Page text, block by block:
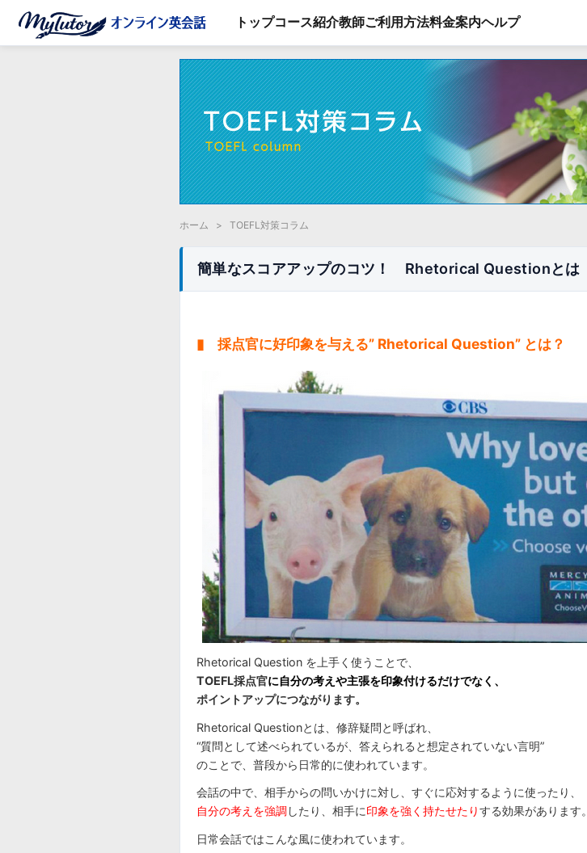
トップコース紹介教師ご利用方法料金案内ヘルプ
ホーム > TOEFL対策コラム
簡単なスコアアップのコツ！ Rhetorical Questionとは
▮ 採点官に好印象を与える” Rhetorical Question” とは？
Rhetorical Question を上手く使うことで、
TOEFL採点官に自分の考えや主張を印象付けるだけでなく、
ポイントアップにつながります。
Rhetorical Questionとは、修辞疑問と呼ばれ、
“質問として述べられているが、答えられると想定されていない言明”
のことで、普段から日常的に使われています。
会話の中で、相手からの問いかけに対し、すぐに応対するように使ったり、
自分の考えを強調したり、相手に印象を強く持たせたりする効果があります。
日常会話ではこんな風に使われています。